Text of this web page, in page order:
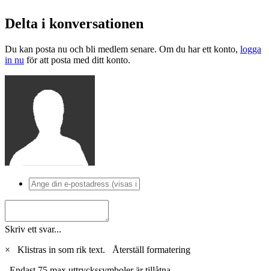
Delta i konversationen
Du kan posta nu och bli medlem senare. Om du har ett konto, logga
in nu för att posta med ditt konto.
Skriv ett svar...
×
Klistras in som rik text. Återställ formatering